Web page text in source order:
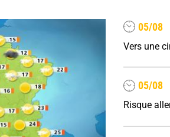
05/08
05/08